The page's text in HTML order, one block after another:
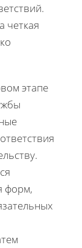
четкая
этапе
форм,